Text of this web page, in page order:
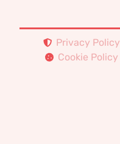
Privacy Policy
Cookie Policy